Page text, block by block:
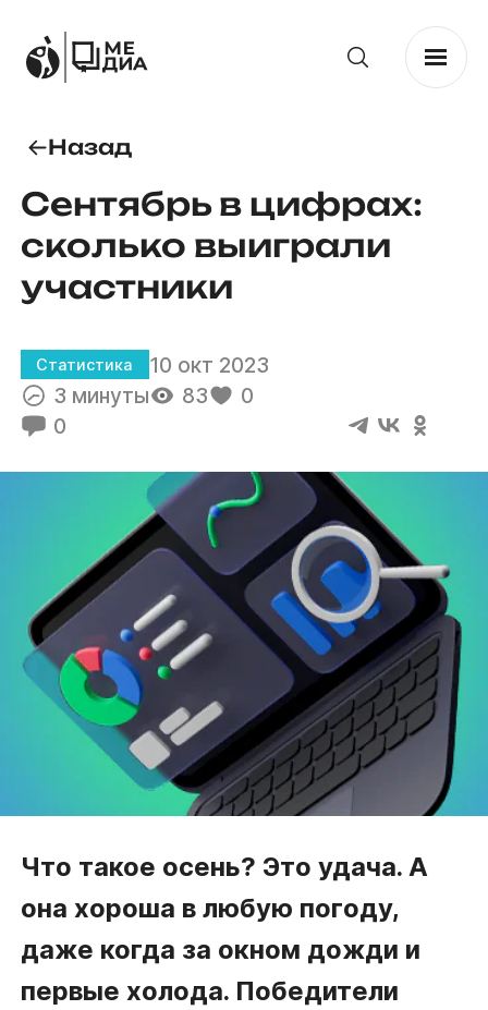
Назад
Сентябрь в цифрах:
сколько выиграли
участники
Статистика
10 окт 2023
3 минуты
83
0
0
Что такое осень? Это удача. А
она хороша в любую погоду,
даже когда за окном дожди и
первые холода. Победители